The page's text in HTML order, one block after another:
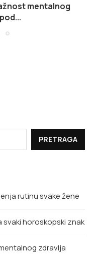
mentalnog
PRETRAGA
rutinu svake žene
horoskopski znak
zdravlja